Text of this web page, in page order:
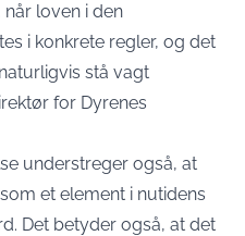
loven i den
i konkrete regler, og det
stå vagt
for Dyrenes
understreger også, at
et element i nutidens
Det betyder også, at det